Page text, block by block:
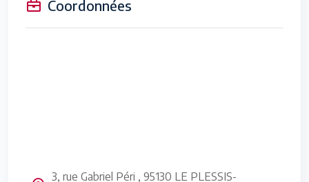
Coordonnées
3, rue Gabriel Péri , 95130 LE PLESSIS-